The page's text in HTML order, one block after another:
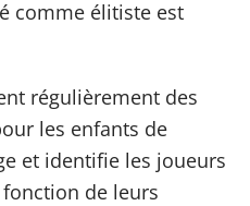
comme élitiste est
régulièrement des
les enfants de
et identifie les joueurs
de leurs